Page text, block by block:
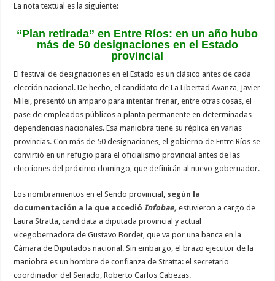
La nota textual es la siguiente:
“Plan retirada” en Entre Ríos: en un año hubo
más de 50 designaciones en el Estado
provincial
El festival de designaciones en el Estado es un clásico antes de cada
elección nacional. De hecho, el candidato de La Libertad Avanza, Javier
Milei, presentó un amparo para intentar frenar, entre otras cosas, el
pase de empleados públicos a planta permanente en determinadas
dependencias nacionales. Esa maniobra tiene su réplica en varias
provincias. Con más de 50 designaciones, el gobierno de Entre Ríos se
convirtió en un refugio para el oficialismo provincial antes de las
elecciones del próximo domingo, que definirán al nuevo gobernador.
Los nombramientos en el Sendo provincial, según la
documentación a la que accedió Infobae, estuvieron a cargo de
Laura Stratta, candidata a diputada provincial y actual
vicegobernadora de Gustavo Bordet, que va por una banca en la
Cámara de Diputados nacional. Sin embargo, el brazo ejecutor de la
maniobra es un hombre de confianza de Stratta: el secretario
coordinador del Senado, Roberto Carlos Cabezas.